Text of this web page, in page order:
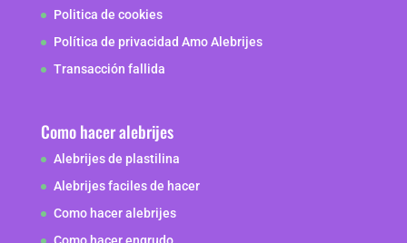
Politica de cookies
Política de privacidad Amo Alebrijes
Transacción fallida
Como hacer alebrijes
Alebrijes de plastilina
Alebrijes faciles de hacer
Como hacer alebrijes